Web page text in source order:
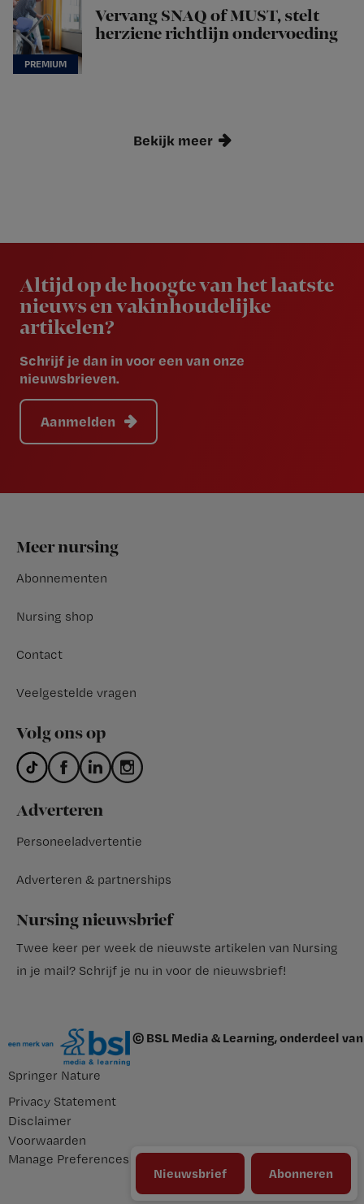
Nieuwsbrief Abonneren
Vervang SNAQ of MUST, stelt
herziene richtlijn ondervoeding
Bekijk meer
Altijd op de hoogte van het laatste
nieuws en vakinhoudelijke
artikelen?
Schrijf je dan in voor een van onze
nieuwsbrieven.
Aanmelden
Footer
Meer nursing
Abonnementen
Nursing shop
Contact
Veelgestelde vragen
Volg ons op
Adverteren
Personeeladvertentie
Adverteren & partnerships
Nursing nieuwsbrief
Twee keer per week de nieuwste artikelen van Nursing
in je mail? Schrijf je nu in voor de nieuwsbrief!
© BSL Media & Learning, onderdeel van
Springer Nature
Privacy Statement
Disclaimer
Voorwaarden
Manage Preferences